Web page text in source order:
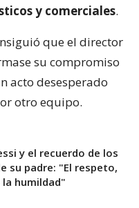
y comerciales.
que el director
su compromiso
acto desesperado
otro equipo.
y el recuerdo de los
su padre: "El respeto,
humildad"